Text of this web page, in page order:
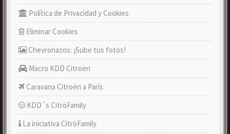
Política de Privacidad y Cookies
Eliminar Cookies
Chevronazos: ¡Sube tus fotos!
Macro KDD Citroën
Caravana Citroën a París
KDD´s CitröFamily
La iniciativa CitröFamily